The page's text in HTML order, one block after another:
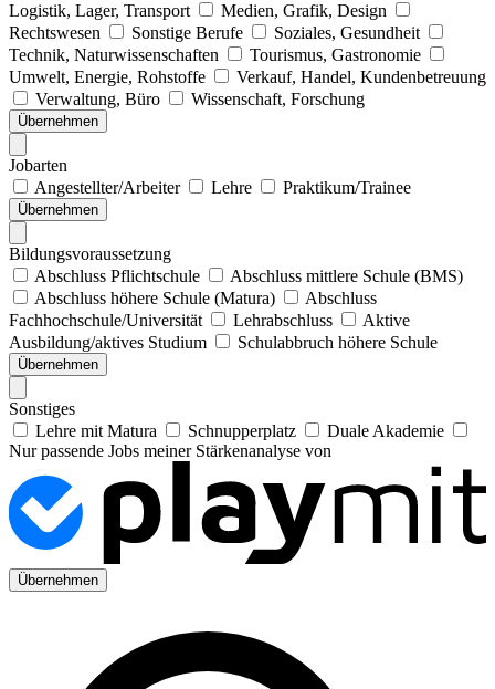
Logistik, Lager, Transport
Medien, Grafik, Design
Rechtswesen
Sonstige Berufe
Soziales, Gesundheit
Technik, Naturwissenschaften
Tourismus, Gastronomie
Umwelt, Energie, Rohstoffe
Verkauf, Handel, Kundenbetreuung
Verwaltung, Büro
Wissenschaft, Forschung
Übernehmen
Jobarten
Angestellter/Arbeiter
Lehre Praktikum/Trainee
Übernehmen
Bildungsvoraussetzung
Abschluss Pflichtschule
Abschluss mittlere Schule (BMS)
Abschluss höhere Schule (Matura)
Abschluss
Fachhochschule/Universität
Lehrabschluss
Aktive
Ausbildung/aktives Studium
Schulabbruch höhere Schule
Übernehmen
Sonstiges
Lehre mit Matura
Schnupperplatz
Duale Akademie
Nur passende Jobs meiner Stärkenanalyse von
Übernehmen